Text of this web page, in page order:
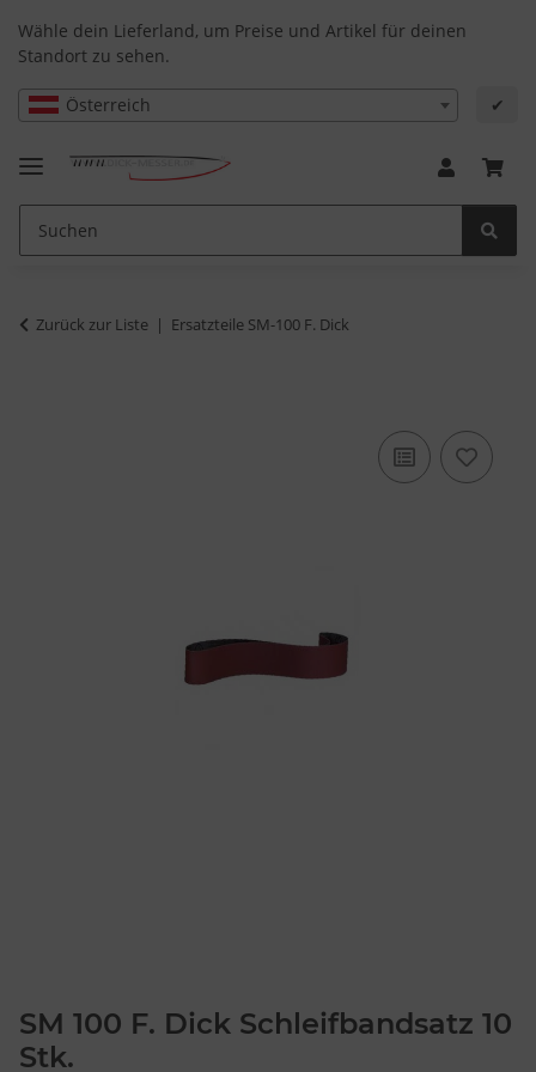
Wähle dein Lieferland, um Preise und Artikel für deinen
Standort zu sehen.
Österreich ✔
Zurück zur Liste Ersatzteile SM-100 F. Dick
SM 100 F. Dick Schleifbandsatz 10
Stk.